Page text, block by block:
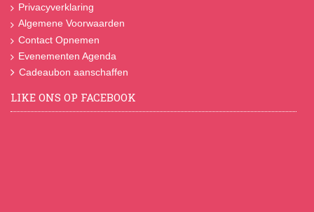
Privacyverklaring
Algemene Voorwaarden
Contact Opnemen
Evenementen Agenda
Cadeaubon aanschaffen
LIKE ONS OP FACEBOOK